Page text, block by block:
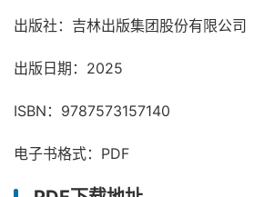
出版社：吉林出版集团股份有限公司
出版日期：2025
ISBN：9787573157140
电子书格式：PDF